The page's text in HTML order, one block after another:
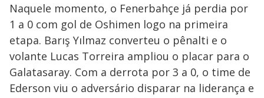
Naquele momento, o Fenerbahçe já perdia por
1 a 0 com gol de Oshimen logo na primeira
etapa. Barış Yılmaz converteu o pênalti e o
volante Lucas Torreira ampliou o placar para o
Galatasaray. Com a derrota por 3 a 0, o time de
Ederson viu o adversário disparar na liderança e